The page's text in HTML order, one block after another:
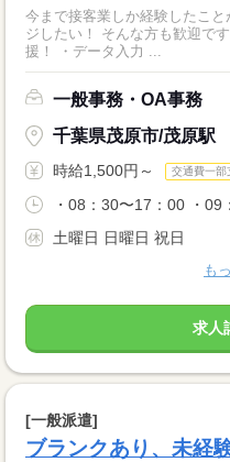
今まで接客業しか経験したこ
ジしたい！ そんな方も歓迎です★ ▼オフィスワークデビュ
援！ ・データ入力 ...
一般事務・OA事務
千葉県茂原市/茂原駅
時給1,500円～ 交通費一部
・08：30〜17：00 ・09
土曜日 日曜日 祝日
も
求人
[一般派遣]
ブランクあり、未経